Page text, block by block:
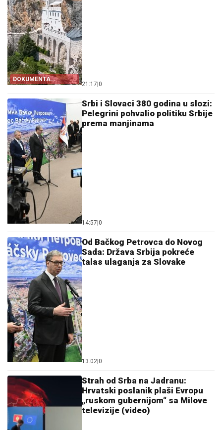
DOKUMENTA
OTKRIVAJU
21:17 0
Srbi i Slovaci 380 godina u slozi:
Pelegrini pohvalio politiku Srbije
prema manjinama
14:57 0
Od Bačkog Petrovca do Novog
Sada: Država Srbija pokreće
talas ulaganja za Slovake
13:02 0
Strah od Srba na Jadranu:
Hrvatski poslanik plaši Evropu
„ruskom gubernijom“ sa Milove
televizije (video)